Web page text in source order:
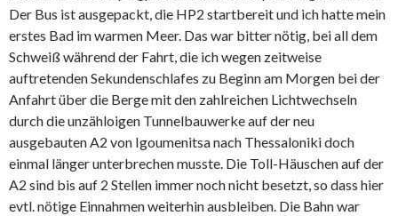
Der Bus ist ausgepackt, die HP2 startbereit und ich hatte mein
erstes Bad im warmen Meer. Das war bitter nötig, bei all dem
Schweiß während der Fahrt, die ich wegen zeitweise
auftretenden Sekundenschlafes zu Beginn am Morgen bei der
Anfahrt über die Berge mit den zahlreichen Lichtwechseln
durch die unzähloigen Tunnelbauwerke auf der neu
ausgebauten A2 von Igoumenitsa nach Thessaloniki doch
einmal länger unterbrechen musste. Die Toll-Häuschen auf der
A2 sind bis auf 2 Stellen immer noch nicht besetzt, so dass hier
evtl. nötige Einnahmen weiterhin ausbleiben. Die Bahn war